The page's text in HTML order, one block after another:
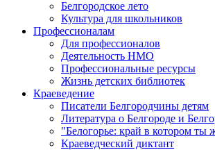
Белгородское лето
Культура для школьников
Профессионалам
Для профессионалов
Деятельность НМО
Профессиональные ресурсы
Жизнь детских библиотек
Краеведение
Писатели Белгородчины детям
Литература о Белгороде и
"Белогорье: край в котором
Краеведческий диктант